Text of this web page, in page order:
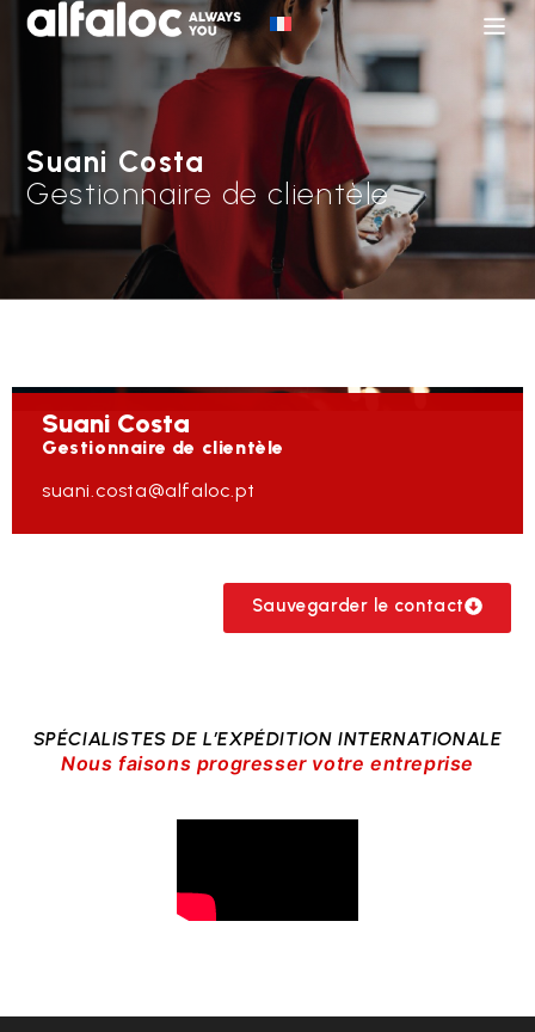
Suani Costa
Gestionnaire de clientèle
Suani Costa
Gestionnaire de clientèle
suani.costa@alfaloc.pt
Sauvegarder le contact
SPÉCIALISTES DE L’EXPÉDITION INTERNATIONALE
Nous faisons progresser votre entreprise